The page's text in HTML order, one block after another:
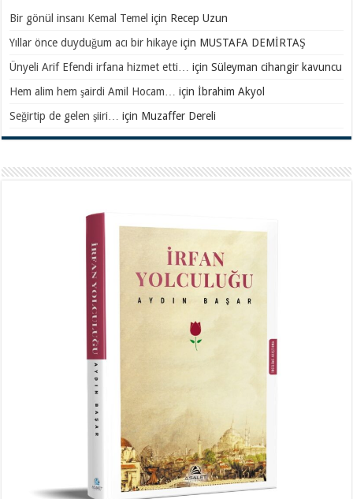
Bir gönül insanı Kemal Temel için Recep Uzun
Yıllar önce duyduğum acı bir hikaye için MUSTAFA DEMİRTAŞ
Ünyeli Arif Efendi irfana hizmet etti… içinSüleyman cihangir kavuncu
Hem alim hem şairdi Amil Hocam… içinİbrahim Akyol
Seğirtip de gelen şiiri… için Muzaffer Dereli